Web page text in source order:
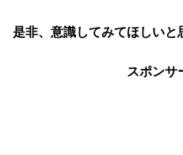
是非、意識してみてほしいと
スポンサ